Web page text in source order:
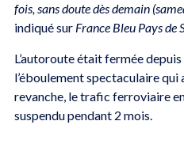
fois, sans doute dès demain
indiqué sur France Bleu Pays de
L’autoroute était fermée
l’éboulement spectaculaire qui
revanche, le trafic ferroviaire
suspendu pendant 2 mois.